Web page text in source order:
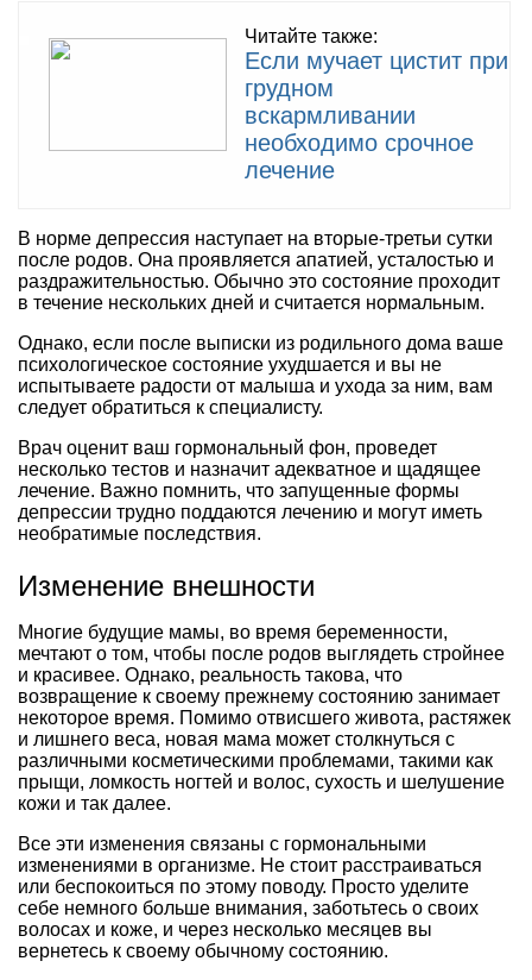
Читайте также:
Если мучает цистит при
грудном
вскармливании
необходимо срочное
лечение
В норме депрессия наступает на вторые-третьи сутки
после родов. Она проявляется апатией, усталостью и
раздражительностью. Обычно это состояние проходит
в течение нескольких дней и считается нормальным.
Однако, если после выписки из родильного дома ваше
психологическое состояние ухудшается и вы не
испытываете радости от малыша и ухода за ним, вам
следует обратиться к специалисту.
Врач оценит ваш гормональный фон, проведет
несколько тестов и назначит адекватное и щадящее
лечение. Важно помнить, что запущенные формы
депрессии трудно поддаются лечению и могут иметь
необратимые последствия.
Изменение внешности
Многие будущие мамы, во время беременности,
мечтают о том, чтобы после родов выглядеть стройнее
и красивее. Однако, реальность такова, что
возвращение к своему прежнему состоянию занимает
некоторое время. Помимо отвисшего живота, растяжек
и лишнего веса, новая мама может столкнуться с
различными косметическими проблемами, такими как
прыщи, ломкость ногтей и волос, сухость и шелушение
кожи и так далее.
Все эти изменения связаны с гормональными
изменениями в организме. Не стоит расстраиваться
или беспокоиться по этому поводу. Просто уделите
себе немного больше внимания, заботьтесь о своих
волосах и коже, и через несколько месяцев вы
вернетесь к своему обычному состоянию.